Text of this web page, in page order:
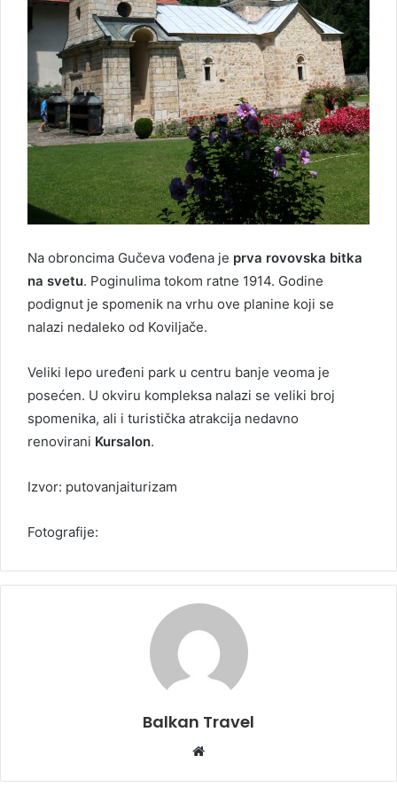
Na obroncima Gučeva vođena je prva rovovska bitka
na svetu. Poginulima tokom ratne 1914. Godine
podignut je spomenik na vrhu ove planine koji se
nalazi nedaleko od Koviljače.
Veliki lepo uređeni park u centru banje veoma je
posećen. U okviru kompleksa nalazi se veliki broj
spomenika, ali i turistička atrakcija nedavno
renovirani Kursalon.
Izvor: putovanjaiturizam
Fotografije:
Balkan Travel